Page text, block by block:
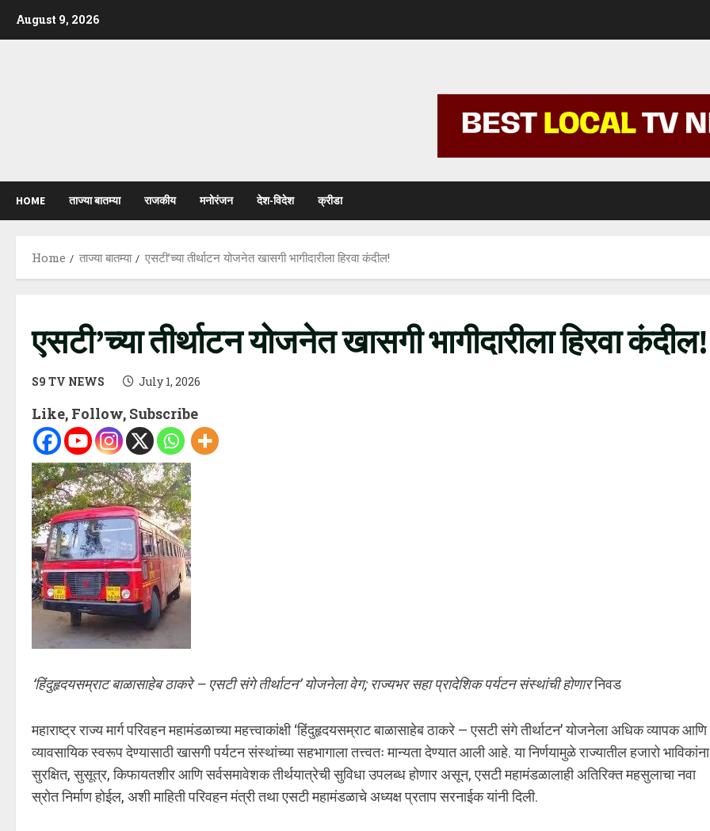
August 9, 2026
HOME ताज्या बातम्या राजकीय मनोरंजन देश-विदेश क्रीडा
Home ताज्या बातम्या एसटी’च्या तीर्थाटन योजनेत खासगी भागीदारीला हिरवा कंदील!
एसटी’च्या तीर्थाटन योजनेत खासगी भागीदारीला हिरवा कंदील!
S9 TV NEWS July 1, 2026
Like, Follow, Subscribe
‘हिंदुहृदयसम्राट बाळासाहेब ठाकरे – एसटी संगे तीर्थाटन’ योजनेला वेग; राज्यभर सहा प्रादेशिक पर्यटन संस्थांची होणारनिवड
महाराष्ट्र राज्य मार्ग परिवहन महामंडळाच्या महत्त्वाकांक्षी ‘हिंदुहृदयसम्राट बाळासाहेब ठाकरे – एसटी संगे तीर्थाटन’ योजनेला अधिक व्यापक आणि
व्यावसायिक स्वरूप देण्यासाठी खासगी पर्यटन संस्थांच्या सहभागाला तत्त्वतः मान्यता देण्यात आली आहे. या निर्णयामुळे राज्यातील हजारो भाविकांना
सुरक्षित, सुसूत्र, किफायतशीर आणि सर्वसमावेशक तीर्थयात्रेची सुविधा उपलब्ध होणार असून, एसटी महामंडळालाही अतिरिक्त महसुलाचा नवा
स्रोत निर्माण होईल, अशी माहिती परिवहन मंत्री तथा एसटी महामंडळाचे अध्यक्ष प्रताप सरनाईक यांनी दिली.